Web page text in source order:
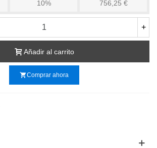
10% 756,25 €
+
Añadir al carrito
shopping_cartComprar ahora